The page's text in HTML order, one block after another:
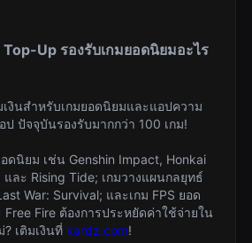
Up รองรับเกมยอดนิยมอะไร
เงินสำหรับเกมยอดนิยมและแอปความ
ปัจจุบันรองรับมากกว่า 100 เกม!
ดนิยม เช่น Genshin Impact, Honkai
ละ Rising Tide; เกมวางแผนกลยุทธ์
War: Survival; และเกม FPS ยอด
Fire ต้องการประหยัดค่าใช้จ่ายใน
? เติมเงินที่ kardz.com!